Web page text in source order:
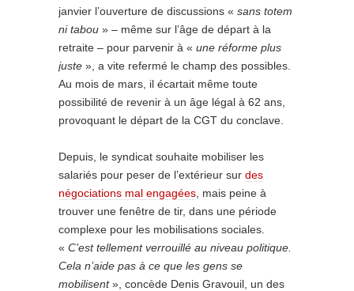
janvier l’ouverture de discussions « sans totem
ni tabou » – même sur l’âge de départ à la
retraite – pour parvenir à « une réforme plus
juste », a vite refermé le champ des possibles.
Au mois de mars, il écartait même toute
possibilité de revenir à un âge légal à 62 ans,
provoquant le départ de la CGT du conclave.
Depuis, le syndicat souhaite mobiliser les
salariés pour peser de l’extérieur sur des
négociations mal engagées , mais peine à
trouver une fenêtre de tir, dans une période
complexe pour les mobilisations sociales.
« C’est tellement verrouillé au niveau politique.
Cela n’aide pas à ce que les gens se
mobilisent», concède Denis Gravouil, un des